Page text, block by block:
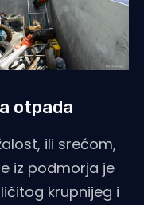
otpada
ili srećom,
iz podmorja je
krupnijeg i